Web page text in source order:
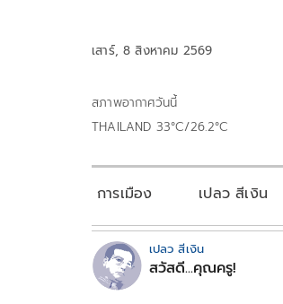
เสาร์, 8 สิงหาคม 2569
สภาพอากาศวันนี้
THAILAND 33°C/26.2°C
การเมือง เปลว สีเงิน
เปลว สีเงิน
สวัสดี...คุณครู!